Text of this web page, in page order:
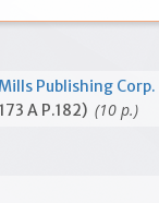
Publishing Corp.
A P.182) (10 p.)